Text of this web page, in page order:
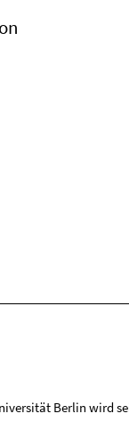
Berlin wird